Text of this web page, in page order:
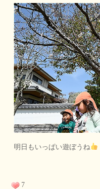
明日もいっぱい遊ぼうね
7